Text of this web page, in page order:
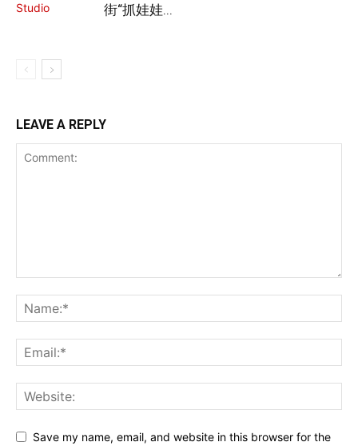
街“抓娃娃...
LEAVE A REPLY
Save my name, email, and website in this browser for the